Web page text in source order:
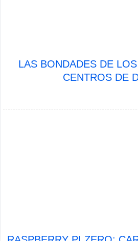
LAS BONDADES DE
CENTROS DE